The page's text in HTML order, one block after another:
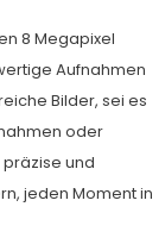
8 Megapixel
Aufnahmen
Bilder, sei es
oder
präzise und
jeden Moment in